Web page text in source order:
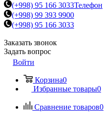
(+998) 95 166 3033Телефон
(+998) 99 393 9900
(+998) 95 166 3033
Заказать звонок
Задать вопрос
Войти
Корзина0
Избранные товары0
Сравнение товаров0